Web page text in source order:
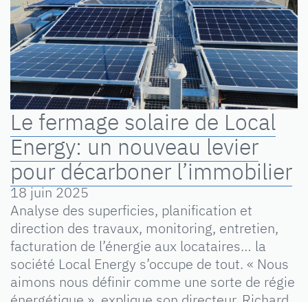
Le fermage solaire de Local
Energy: un nouveau levier
pour décarboner l’immobilier
18 juin 2025
Analyse des superficies, planification et
direction des travaux, monitoring, entretien,
facturation de l’énergie aux locataires… la
société Local Energy s’occupe de tout. « Nous
aimons nous définir comme une sorte de régie